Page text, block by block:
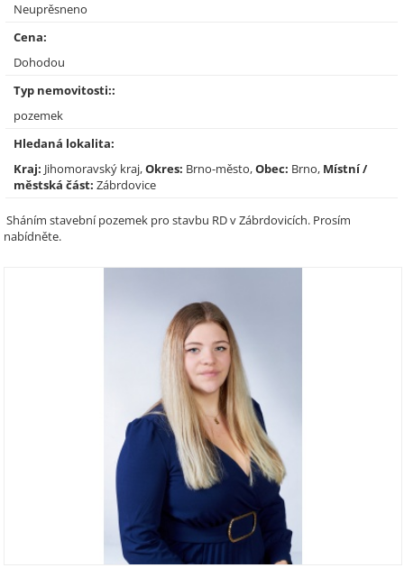
Neuprěsneno
Cena:
Dohodou
Typ nemovitosti::
pozemek
Hledaná lokalita:
Kraj: Jihomoravský kraj,Okres: Brno-město,Obec: Brno, Místní /
městská část:Zábrdovice
Sháním stavební pozemek pro stavbu RD v Zábrdovicích. Prosím
nabídněte.